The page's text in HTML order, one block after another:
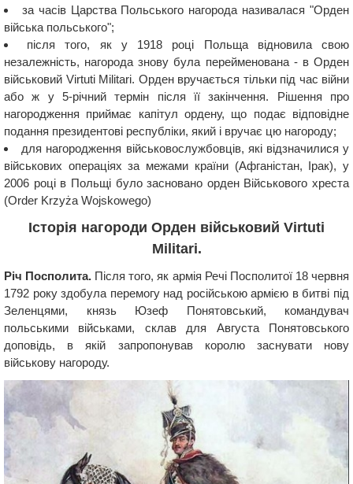
за часів Царства Польського нагорода називалася "Орден
війська польського";
після того, як у 1918 році Польща відновила свою
незалежність, нагорода знову була перейменована - в Орден
військовий Virtuti Militari. Орден вручається тільки під час війни
або ж у 5-річний термін після її закінчення. Рішення про
нагородження приймає капітул ордену, що подає відповідне
подання президентові республіки, який і вручає цю нагороду;
для нагородження військовослужбовців, які відзначилися у
військових операціях за межами країни (Афганістан, Ірак), у
2006 році в Польщі було засновано орден Військового хреста
(Order Krzyża Wojskowego)
Історія нагороди Орден військовий Virtuti
Militari.
Річ Посполита. Після того, як армія Речі Посполитої 18 червня
1792 року здобула перемогу над російською армією в битві під
Зеленцями, князь Юзеф Понятовський, командувач
польськими військами, склав для Августа Понятовського
доповідь, в якій запропонував королю заснувати нову
військову нагороду.